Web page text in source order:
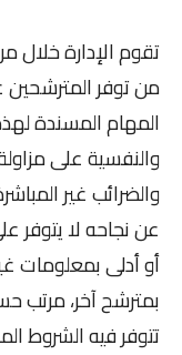
تقوم الإدارة خلال
من توفر المترشحين
المهام المسندة
والنفسية على
والضرائب غير
عن نجاحه لا يتوفر
أو أدلى بمعلومات
بمترشح آخر، مرتب
تتوفر فيه الشروط